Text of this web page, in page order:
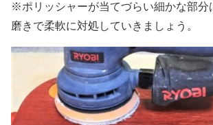
※ポリッシャーが当てづらい細かな部分
磨きで柔軟に対処していきましょう。